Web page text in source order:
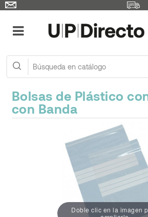
Bolsas de Plástico
con Banda
Doble clic en la imagen